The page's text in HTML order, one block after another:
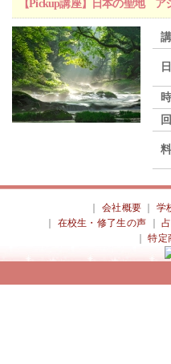
【Pickup講座】日本の聖地 ア
会社概要 ｜学
在校生・修了生の声 ｜
｜特定